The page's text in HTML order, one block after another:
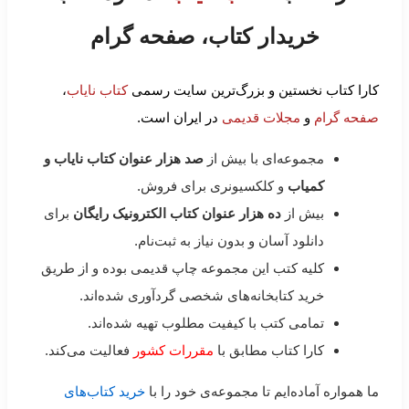
خریدار کتاب، صفحه گرام
کارا کتاب نخستین و بزرگ‌ترین سایت رسمیکتاب نایاب،
صفحه گرام و مجلات قدیمی در ایران است.
مجموعه‌ای با بیش از صد هزار عنوان کتاب نایاب و
کمیاب و کلکسیونری برای فروش.
بیش از ده هزار عنوان کتاب الکترونیک رایگان برای
دانلود آسان و بدون نیاز به ثبت‌نام.
کلیه کتب این مجموعه چاپ قدیمی بوده و از طریق
خرید کتابخانه‌های شخصی گردآوری شده‌اند.
تمامی کتب با کیفیت مطلوب تهیه شده‌اند.
کارا کتاب مطابق با مقررات کشور فعالیت می‌کند.
ما همواره آماده‌ایم تا مجموعه‌ی خود را با خرید کتاب‌های